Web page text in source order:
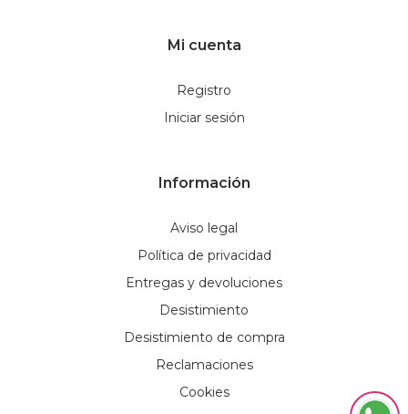
Mi cuenta
Registro
Iniciar sesión
Información
Aviso legal
Política de privacidad
Entregas y devoluciones
Desistimiento
Desistimiento de compra
Reclamaciones
Cookies